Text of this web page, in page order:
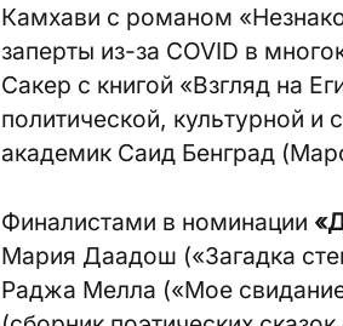
Камхави с романом
заперты из-за COVID в
Сакер с книгой «Взгляд на
политической, культурной и
академик Саид Бенград
Финалистами в номинации
Мария Даадош («Загадка
Раджа Мелла («Мое